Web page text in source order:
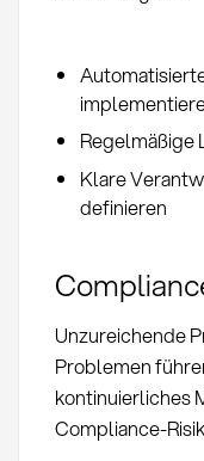
Regelmäßige
Klare
definieren
Unzureichende
Problemen
kontinuierliches
Compliance-